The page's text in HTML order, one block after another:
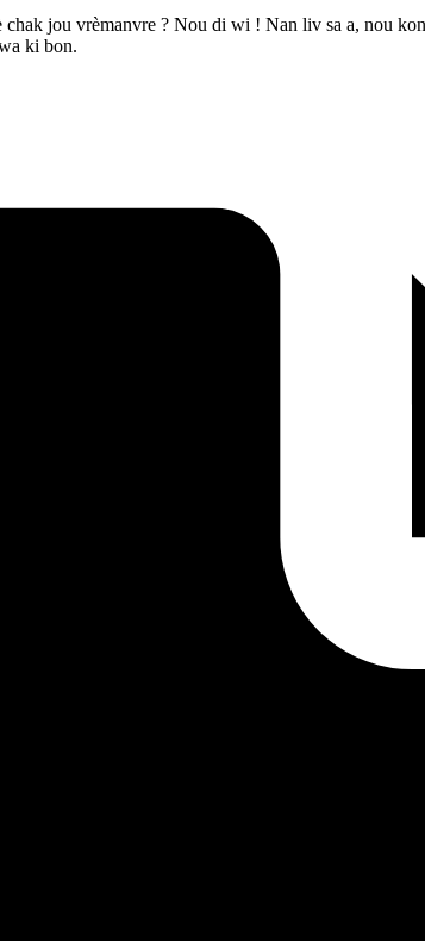
jou vrèmanvre ? Nou di wi ! Nan liv sa a, nou
ki bon.